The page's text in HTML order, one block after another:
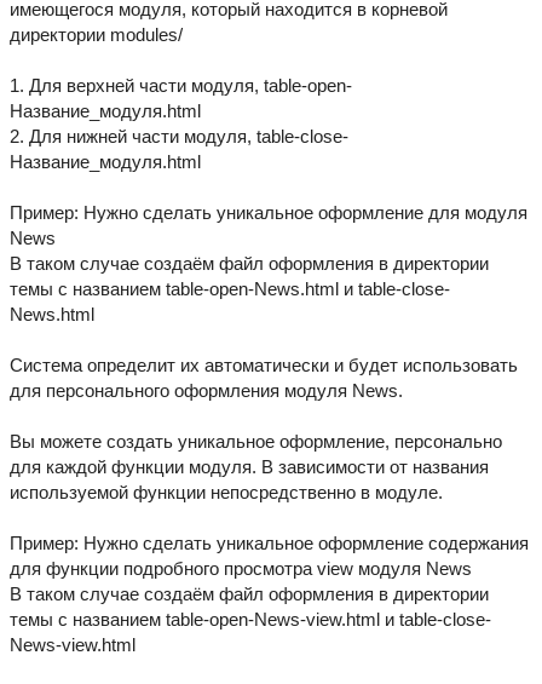
имеющегося модуля, который находится в корневой
директории modules/
1. Для верхней части модуля, table-open-
Название_модуля.html
2. Для нижней части модуля, table-close-
Название_модуля.html
Пример: Нужно сделать уникальное оформление для модуля
News
В таком случае создаём файл оформления в директории
темы с названием table-open-News.html и table-close-
News.html
Система определит их автоматически и будет использовать
для персонального оформления модуля News.
Вы можете создать уникальное оформление, персонально
для каждой функции модуля. В зависимости от названия
используемой функции непосредственно в модуле.
Пример: Нужно сделать уникальное оформление содержания
для функции подробного просмотра view модуля News
В таком случае создаём файл оформления в директории
темы с названием table-open-News-view.html и table-close-
News-view.html